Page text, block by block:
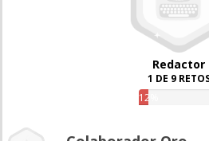
Redactor
1 DE 9
12%